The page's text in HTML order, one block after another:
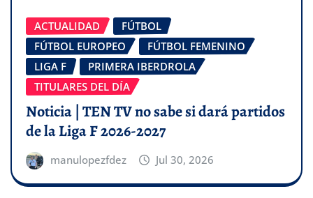
ACTUALIDAD
FÚTBOL
FÚTBOL EUROPEO
FÚTBOL FEMENINO
LIGA F
PRIMERA IBERDROLA
TITULARES DEL DÍA
Noticia | TEN TV no sabe si dará partidos
de la Liga F 2026-2027
manulopezfdez Jul 30, 2026